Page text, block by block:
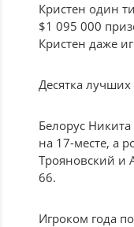
Кристен один
$1 095 000
Кристен даже
Десятка лучших
Белорус
на 17-месте, а
Трояновский и
66.
Игроком года